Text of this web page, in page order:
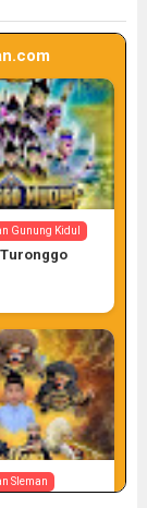
Gunung Kidul
Turonggo
Sleman